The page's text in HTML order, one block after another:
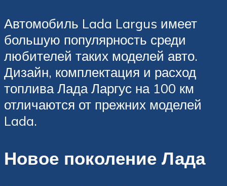
Автомобиль Lada Largus имеет
большую популярность среди
любителей таких моделей авто.
Дизайн, комплектация и расход
топлива Лада Ларгус на 100 км
отличаются от прежних моделей
Lada.
Новое поколение Лада